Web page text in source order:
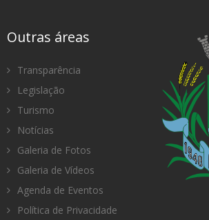
Outras áreas
Transparência
Legislação
Turismo
Notícias
Galeria de Fotos
Galeria de Vídeos
Agenda de Eventos
Política de Privacidade